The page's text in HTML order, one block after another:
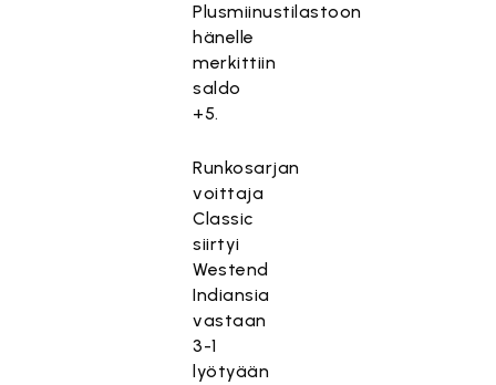
Plusmiinustilastoon
hänelle
merkittiin
saldo
+5.
Runkosarjan
voittaja
Classic
siirtyi
Westend
Indiansia
vastaan
3-1
lyötyään